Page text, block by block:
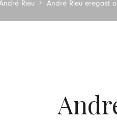
Rieu André Rieu eregast